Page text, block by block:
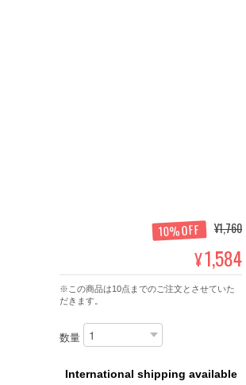
10%OFF ¥1,760
¥1,584
※この商品は10点までのご注文とさせていた
だきます。
数量
International shipping available